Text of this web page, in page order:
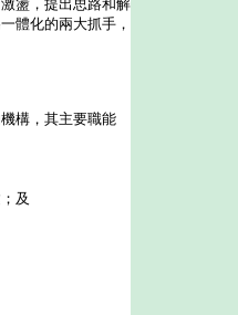
盪，提出思路和解
體化的兩大抓手，
構，其主要職能
及